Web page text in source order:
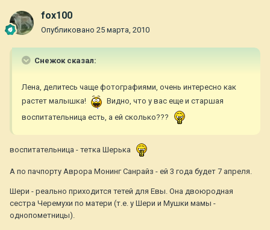
fox100
Опубликовано 25 марта, 2010
Снежок сказал:
Лена, делитесь чаще фотографиями, очень интересно как
растет малышка!
Видно, что у вас еще и старшая
воспитательница есть, а ей сколько???
воспитательница - тетка Шерька
А по пачпорту Аврора Монинг Санрайз - ей 3 года будет 7 апреля.
Шери - реально приходится тетей для Евы. Она двоюродная
сестра Черемухи по матери (т.е. у Шери и Мушки мамы -
однопометницы).